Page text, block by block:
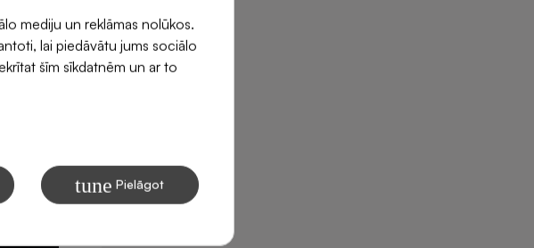
mediju un reklāmas nolūkos.
lai piedāvātu jums sociālo
šīm sīkdatnēm un ar to
tune Pielāgot